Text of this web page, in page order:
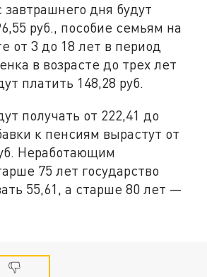
дня будут
руб., пособие семьям на
от 3 до 18 лет в период
в возрасте до трех лет
платить 148,28 руб.
получать от 222,41 до
к пенсиям вырастут от
Неработающим
75 лет государство
55,61, а старше 80 лет —